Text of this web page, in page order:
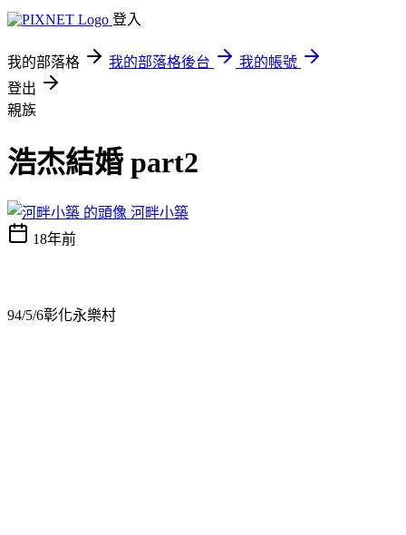
登入
我的部落格 我的部落格後台
我的帳號
登出
親族
浩杰結婚 part2
河畔小築
18年前
94/5/6彰化永樂村